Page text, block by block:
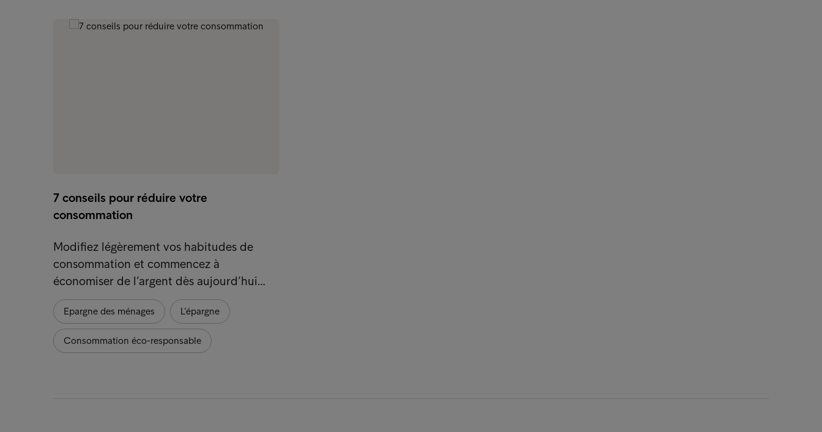
7 conseils pour réduire votre
consommation
Modifiez légèrement vos habitudes de
consommation et commencez à
économiser de l’argent dès aujourd’hui…
Epargne des ménages L’épargne
Consommation éco-responsable